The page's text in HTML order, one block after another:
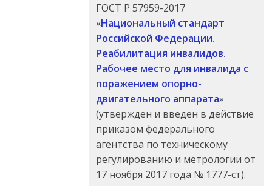
ГОСТ Р 57959-2017
«Национальный стандарт
Российской Федерации.
Реабилитация инвалидов.
Рабочее место для инвалида с
поражением опорно-
двигательного аппарата»
(утвержден и введен в действие
приказом федерального
агентства по техническому
регулированию и метрологии от
17 ноября 2017 года № 1777-ст).